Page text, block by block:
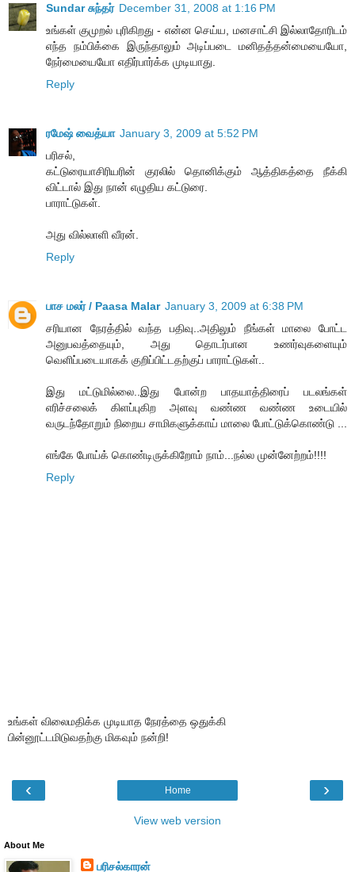
Sundar சுந்தர் December 31, 2008 at 1:16 PM
உங்கள் குமுறல் புரிகிறது - என்ன செய்ய, மனசாட்சி இல்லாதோரிடம்
எந்த நம்பிக்கை இருந்தாலும் அடிப்படை மனிதத்தன்மையையோ,
நேர்மையையோ எதிர்பார்க்க முடியாது.
Reply
ரமேஷ் வைத்யா January 3, 2009 at 5:52 PM
பரிசல்,
கட்டுரையாசிரியரின் குரலில் தொனிக்கும் ஆத்திகத்தை நீக்கி
விட்டால் இது நான் எழுதிய கட்டுரை.
பாராட்டுகள்.
அது வில்லாளி வீரன்.
Reply
பாச மலர் / Paasa Malar January 3, 2009 at 6:38 PM
சரியான நேரத்தில் வந்த பதிவு..அதிலும் நீங்கள் மாலை போட்ட
அனுபவத்தையும், அது தொடர்பான உணர்வுகளையும்
வெளிப்படையாகக் குறிப்பிட்டதற்குப் பாராட்டுகள்..
இது மட்டுமில்லை..இது போன்ற பாதயாத்திரைப் படலங்கள்
எரிச்சலைக் கிளப்புகிற அளவு வண்ண வண்ண உடையில்
வருடந்தோறும் நிறைய சாமிகளுக்காய் மாலை போட்டுக்கொண்டு ...
எங்கே போய்க் கொண்டிருக்கிறோம் நாம்...நல்ல முன்னேற்றம்!!!!
Reply
உங்கள் விலைமதிக்க முடியாத நேரத்தை ஒதுக்கி
பின்னூட்டமிடுவதற்கு மிகவும் நன்றி!
‹ ›
Home
View web version
About Me
பரிசல்காரன்